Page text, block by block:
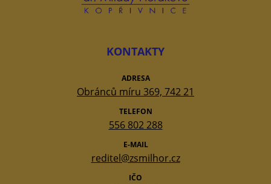
KONTAKTY
ADRESA
Obránců míru 369, 742 21
TELEFON
556 802 288
E-MAIL
reditel@zsmilhor.cz
IČO